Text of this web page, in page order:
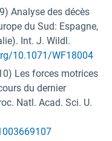
Analyse des décès
du Sud: Espagne,
Int. J. Wildl.
10.1071/WF18004
Les forces motrices
du dernier
Natl. Acad. Sci. U.